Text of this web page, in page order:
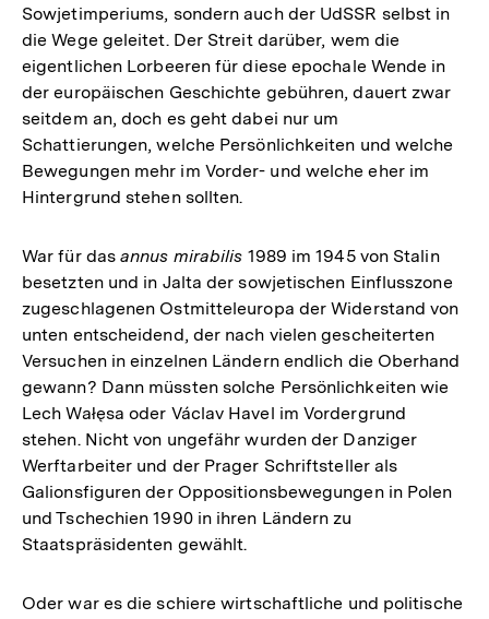
Sowjetimperiums, sondern auch der UdSSR selbst in
die Wege geleitet. Der Streit darüber, wem die
eigentlichen Lorbeeren für diese epochale Wende in
der europäischen Geschichte gebühren, dauert zwar
seitdem an, doch es geht dabei nur um
Schattierungen, welche Persönlichkeiten und welche
Bewegungen mehr im Vorder- und welche eher im
Hintergrund stehen sollten.
War für dasannus mirabilis 1989 im 1945 von Stalin
besetzten und in Jalta der sowjetischen Einflusszone
zugeschlagenen Ostmitteleuropa der Widerstand von
unten entscheidend, der nach vielen gescheiterten
Versuchen in einzelnen Ländern endlich die Oberhand
gewann? Dann müssten solche Persönlichkeiten wie
Lech Wałęsa oder Václav Havel im Vordergrund
stehen. Nicht von ungefähr wurden der Danziger
Werftarbeiter und der Prager Schriftsteller als
Galionsfiguren der Oppositionsbewegungen in Polen
und Tschechien 1990 in ihren Ländern zu
Staatspräsidenten gewählt.
Oder war es die schiere wirtschaftliche und politische